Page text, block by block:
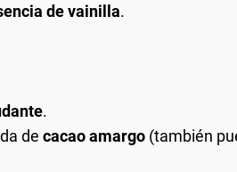
de vainilla.
.
de cacao amargo (también